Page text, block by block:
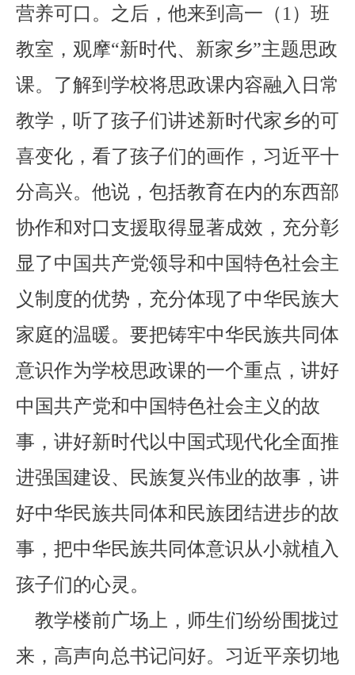
营养可口。之后，他来到高一（1）班
教室，观摩“新时代、新家乡”主题思政
课。了解到学校将思政课内容融入日常
教学，听了孩子们讲述新时代家乡的可
喜变化，看了孩子们的画作，习近平十
分高兴。他说，包括教育在内的东西部
协作和对口支援取得显著成效，充分彰
显了中国共产党领导和中国特色社会主
义制度的优势，充分体现了中华民族大
家庭的温暖。要把铸牢中华民族共同体
意识作为学校思政课的一个重点，讲好
中国共产党和中国特色社会主义的故
事，讲好新时代以中国式现代化全面推
进强国建设、民族复兴伟业的故事，讲
好中华民族共同体和民族团结进步的故
事，把中华民族共同体意识从小就植入
孩子们的心灵。
教学楼前广场上，师生们纷纷围拢过
来，高声向总书记问好。习近平亲切地